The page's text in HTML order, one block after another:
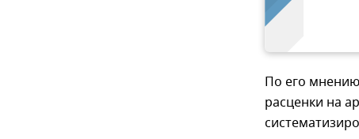
По его
расценки на